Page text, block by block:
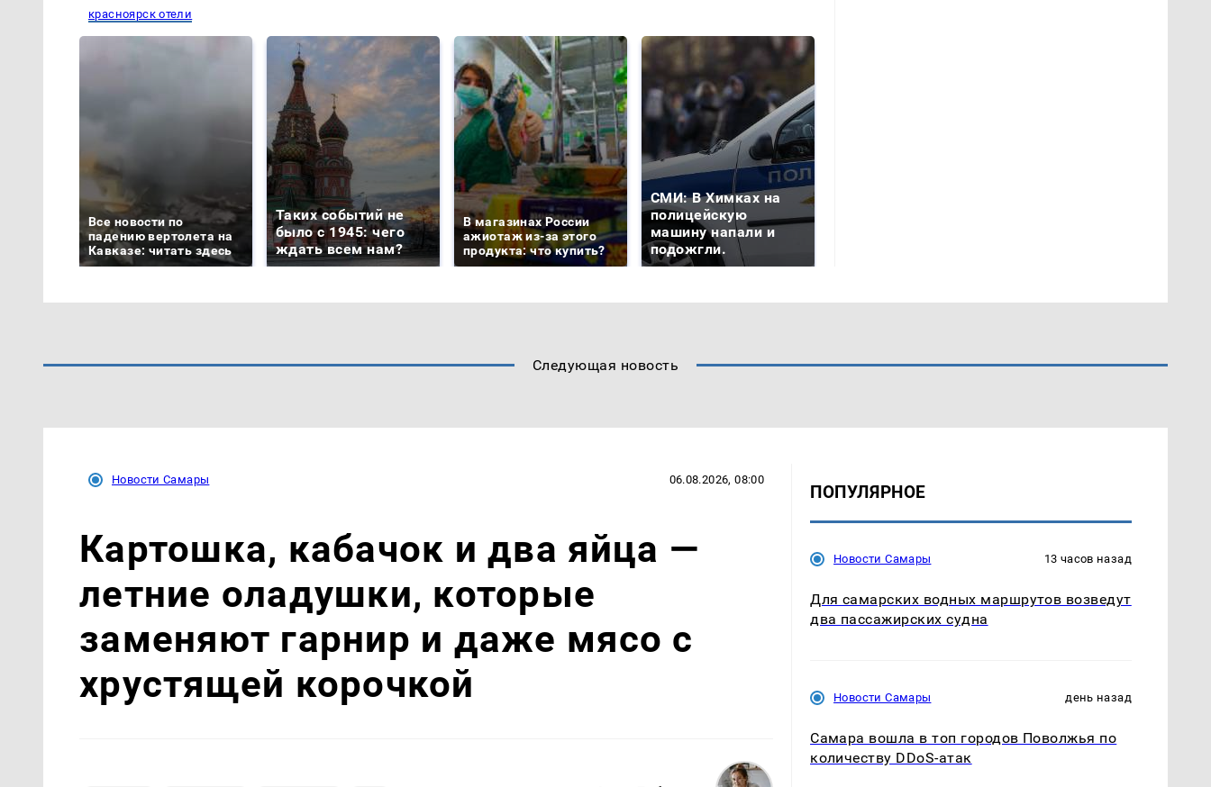
красноярск отели
Все новости по
падению вертолета на
Кавказе: читать здесь
Таких событий не
было с 1945: чего
ждать всем нам?
В магазинах России
ажиотаж из-за этого
продукта: что купить?
СМИ: В Химках на
полицейскую
машину напали и
подожгли.
Следующая новость
Новости Самары 06.08.2026, 08:00
Картошка, кабачок и два яйца —
летние оладушки, которые
заменяют гарнир и даже мясо с
хрустящей корочкой
ПОПУЛЯРНОЕ
Новости Самары 13 часов назад
Для самарских водных маршрутов возведут
два пассажирских судна
Новости Самары день назад
Самара вошла в топ городов Поволжья по
количеству DDoS-атак